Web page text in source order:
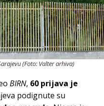
(Foto: Valter arhiva)
BIRN, 60 prijava je
podignute su